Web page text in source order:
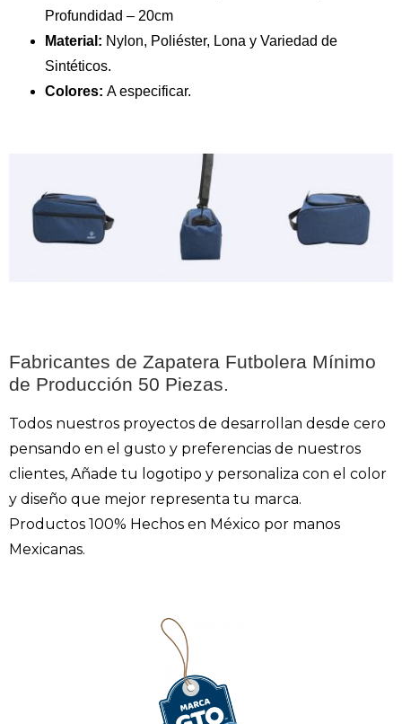
Profundidad – 20cm
Material: Nylon, Poliéster, Lona y Variedad de
Sintéticos.
Colores: A especificar.
Fabricantes de Zapatera Futbolera Mínimo
de Producción 50 Piezas.
Todos nuestros proyectos de desarrollan desde cero
pensando en el gusto y preferencias de nuestros
clientes, Añade tu logotipo y personaliza con el color
y diseño que mejor representa tu marca.
Productos 100% Hechos en México por manos
Mexicanas.